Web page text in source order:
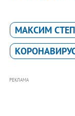
МАКСИМ
КОРОНАВИРУС
РЕКЛАМА